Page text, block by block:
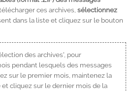
télécharger ces archives, sélectionnez
dans la liste et cliquez sur le bouton
des archives', pour
pendant lesquels des messages
sur le premier mois, maintenez la
et cliquez sur le dernier mois de la